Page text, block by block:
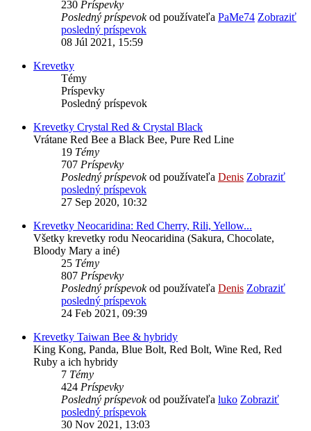
230 Príspevky
Posledný príspevokod používateľa PaMe74 Zobraziť
posledný príspevok
08 Júl 2021, 15:59
Krevetky
Témy
Príspevky
Posledný príspevok
Krevetky Crystal Red & Crystal Black
Vrátane Red Bee a Black Bee, Pure Red Line
19 Témy
707 Príspevky
Posledný príspevokod používateľa Denis Zobraziť
posledný príspevok
27 Sep 2020, 10:32
Krevetky Neocaridina: Red Cherry, Rili, Yellow...
Všetky krevetky rodu Neocaridina (Sakura, Chocolate,
Bloody Mary a iné)
25 Témy
807 Príspevky
Posledný príspevokod používateľa Denis Zobraziť
posledný príspevok
24 Feb 2021, 09:39
Krevetky Taiwan Bee & hybridy
King Kong, Panda, Blue Bolt, Red Bolt, Wine Red, Red
Ruby a ich hybridy
7 Témy
424 Príspevky
Posledný príspevokod používateľa luko Zobraziť
posledný príspevok
30 Nov 2021, 13:03